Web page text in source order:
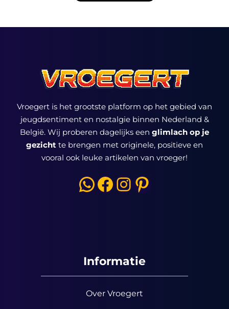
Vroegert is het grootste platform op het gebied van
jeugdsentiment en nostalgie binnen Nederland &
België. Wij proberen dagelijks een glimlach op je
gezicht te brengen met originele, positieve en
vooral ook leuke artikelen van vroeger!
WhatsApp
Facebook
Instagram
Pinterest
Informatie
Over Vroegert